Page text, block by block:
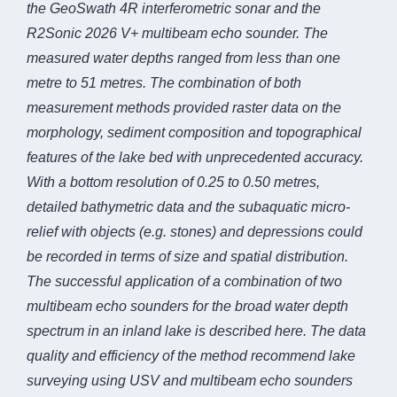
the GeoSwath 4R interferometric sonar and the
R2Sonic 2026 V+ multibeam echo sounder. The
measured water depths ranged from less than one
metre to 51 metres. The combination of both
measurement methods provided raster data on the
morphology, sediment composition and topographical
features of the lake bed with unprecedented accuracy.
With a bottom resolution of 0.25 to 0.50 metres,
detailed bathymetric data and the subaquatic micro-
relief with objects (e.g. stones) and depressions could
be recorded in terms of size and spatial distribution.
The successful application of a combination of two
multibeam echo sounders for the broad water depth
spectrum in an inland lake is described here. The data
quality and efficiency of the method recommend lake
surveying using USV and multibeam echo sounders